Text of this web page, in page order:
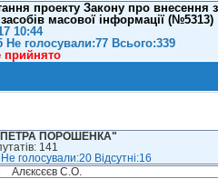
проекту Закону про внесення
масової інформації (№5313)
10:44
голосували:77 Всього:339
прийнято
ПЕТРА ПОРОШЕНКА"
141
голосували:20 Відсутні:16
Алєксєєв С.О.